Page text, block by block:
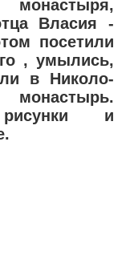
Власия -
посетили
, умылись,
в Николо-
и